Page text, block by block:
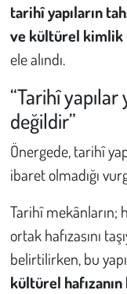
tarihî yapıların
ve kültürel
ele alındı.
“Tarihî
değildir”
Önergede, tarihî
ibaret olmadığı
Tarihî mekânların;
ortak hafızasını
belirtilirken, bu
kültürel
Hukuk
Tarım
Son Dakika
Eğlence